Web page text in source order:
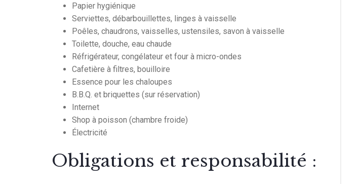
Papier hygiénique
Serviettes, débarbouillettes, linges à vaisselle
Poêles, chaudrons, vaisselles, ustensiles, savon à vaisselle
Toilette, douche, eau chaude
Réfrigérateur, congélateur et four à micro-ondes
Cafetière à filtres, bouilloire
Essence pour les chaloupes
B.B.Q. et briquettes (sur réservation)
Internet
Shop à poisson (chambre froide)
Électricité
Obligations et responsabilité :